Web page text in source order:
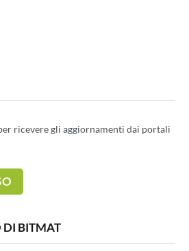
ricevere gli aggiornamenti dai portali
DI BITMAT